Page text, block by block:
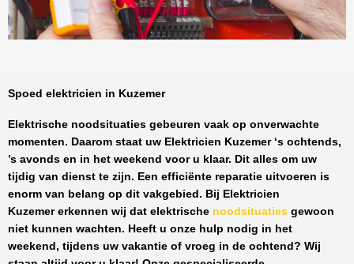
Spoed elektricien in Kuzemer
Elektrische noodsituaties gebeuren vaak op onverwachte
momenten. Daarom staat uw Elektricien Kuzemer‘s ochtends,
’s avonds en in het weekend voor u klaar. Dit alles om uw
tijdig van dienst te zijn. Een efficiënte reparatie uitvoeren is
enorm van belang op dit vakgebied. Bij Elektricien
Kuzemererkennen wij dat elektrische noodsituaties gewoon
niet kunnen wachten. Heeft u onze hulp nodig in het
weekend, tijdens uw vakantie of vroeg in de ochtend? Wij